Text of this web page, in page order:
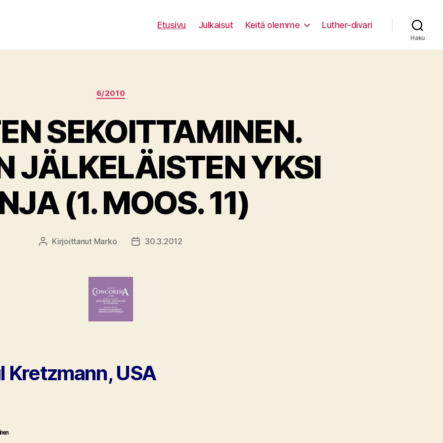
Etusivu Julkaisut Keitä olemme Luther-divari
Haku
Kategoriat
6/2010
SEKOITTAMINEN.
JÄLKELÄISTEN YKSI
(1. MOOS. 11)
Kirjoittaja
Kirjoittanut Marko Julkaisupäivämäärä
30.3.2012
Kretzmann, USA